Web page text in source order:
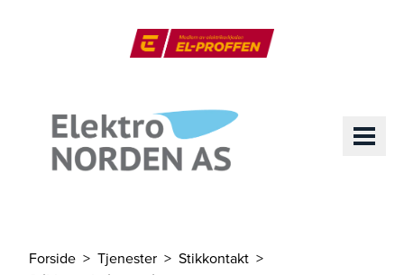
Forside Tjenester
Stikkontakt